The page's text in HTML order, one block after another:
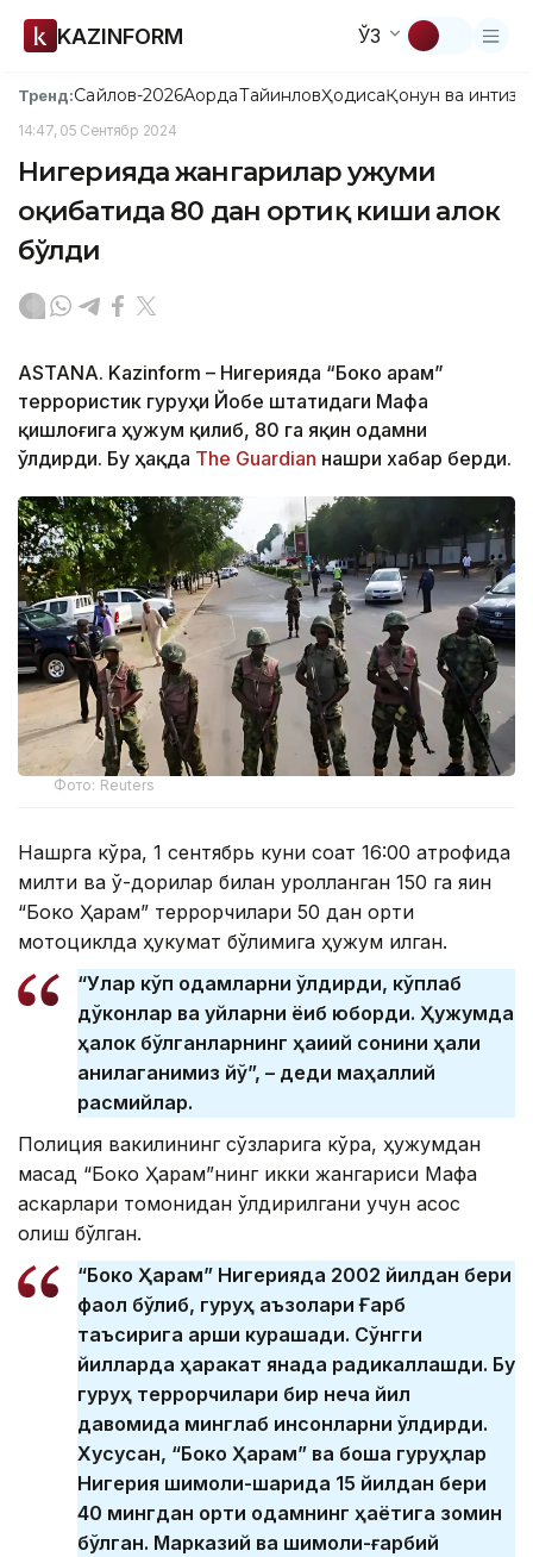
KAZINFORM ЎЗ
Тренд:Сайлов-2026АқордаТайинловҲодисаҚонун ва
14:47, 05 Сентябр 2024
Нигерияда жангарилар ҳужуми
оқибатида 80 дан ортиқ киши ҳалок
бўлди
ASTANA. Kazinform – Нигерияда “Боко Ҳарам”
террористик гуруҳи Йобе штатидаги Мафа
қишлоғига ҳужум қилиб, 80 га яқин одамни
ўлдирди. Бу ҳақда The Guardian нашри хабар берди.
Фото: Reuters
Нашрга кўра, 1 сентябрь куни соат 16:00 атрофида
милтиқ ва ўқ-дорилар билан қуролланган 150 га яқин
“Боко Ҳарам” террорчилари 50 дан ортиқ
мотоциклда ҳукумат бўлимига ҳужум қилган.
“Улар кўп одамларни ўлдирди, кўплаб
дўконлар ва уйларни ёқиб юборди. Ҳужумда
ҳалок бўлганларнинг ҳақиқий сонини ҳали
аниқлаганимиз йўқ”, – деди маҳаллий
расмийлар.
Полиция вакилининг сўзларига кўра, ҳужумдан
мақсад “Боко Ҳарам”нинг икки жангариси Мафа
аскарлари томонидан ўлдирилгани учун қасос
олиш бўлган.
“Боко Ҳарам” Нигерияда 2002 йилдан бери
фаол бўлиб, гуруҳ аъзолари Ғарб
таъсирига қарши курашади. Сўнгги
йилларда ҳаракат янада радикаллашди. Бу
гуруҳ террорчилари бир неча йил
давомида минглаб инсонларни ўлдирди.
Хусусан, “Боко Ҳарам” ва бошқа гуруҳлар
Нигерия шимоли-шарқида 15 йилдан бери
40 мингдан ортиқ одамнинг ҳаётига зомин
бўлган. Марказий ва шимоли-ғарбий